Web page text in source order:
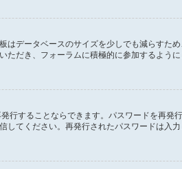
データベースのサイズを少しでも減らすた
だき、フォーラムに積極的に参加するように
行することならできます。パスワードを再発
てください。再発行されたパスワードは入力